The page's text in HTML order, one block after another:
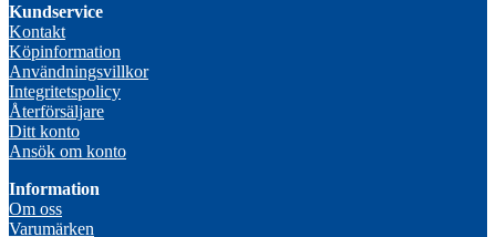
Kundservice
Kontakt
Köpinformation
Användningsvillkor
Integritetspolicy
Återförsäljare
Ditt konto
Ansök om konto
Information
Om oss
Varumärken